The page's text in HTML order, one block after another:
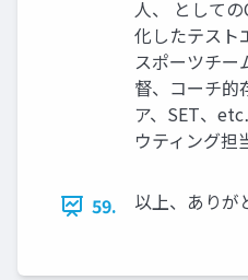
人、 として
化したテスト
スポーツチー
督、コーチ的
ア、SET、
ウティング担
59. 以上、ありが